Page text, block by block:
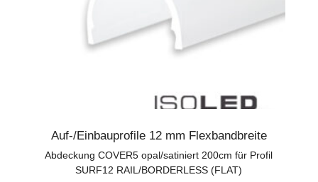
Auf-/Einbauprofile 12 mm Flexbandbreite
Abdeckung COVER5 opal/satiniert 200cm für Profil
SURF12 RAIL/BORDERLESS (FLAT)